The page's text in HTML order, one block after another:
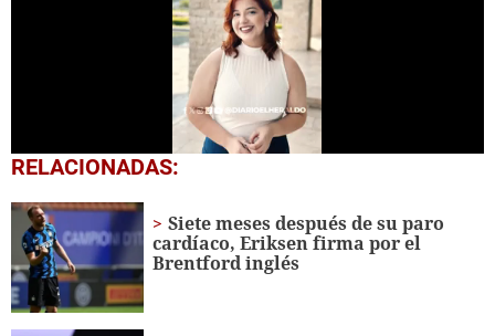
0
seconds
1
minute,
20
seconds
RELACIONADAS:
Siete meses después de su paro
cardíaco, Eriksen firma por el
Brentford inglés